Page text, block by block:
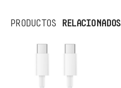
PRODUCTOS RELACIONADOS